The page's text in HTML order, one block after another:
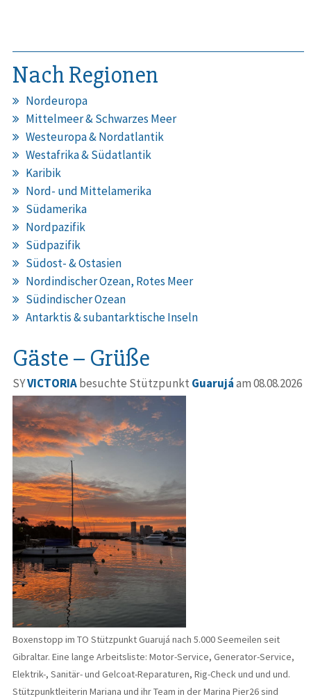
Nach Regionen
Nordeuropa
Mittelmeer & Schwarzes Meer
Westeuropa & Nordatlantik
Westafrika & Südatlantik
Karibik
Nord- und Mittelamerika
Südamerika
Nordpazifik
Südpazifik
Südost- & Ostasien
Nordindischer Ozean, Rotes Meer
Südindischer Ozean
Antarktis & subantarktische Inseln
Gäste – Grüße
SYVICTORIAbesuchte Stützpunkt Guarujáam 08.08.2026
Boxenstopp im TO Stützpunkt Guarujá nach 5.000 Seemeilen seit
Gibraltar. Eine lange Arbeitsliste: Motor-Service, Generator-Service,
Elektrik-, Sanitär- und Gelcoat-Reparaturen, Rig-Check und und und.
Stützpunktleiterin Mariana und ihr Team in der Marina Pier26 sind